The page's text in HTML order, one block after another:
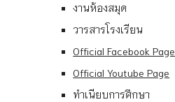
งานห้องสมุด
วารสารโรงเรียน
Official Facebook Page
Official Youtube Page
ทำเนียบการศึกษา